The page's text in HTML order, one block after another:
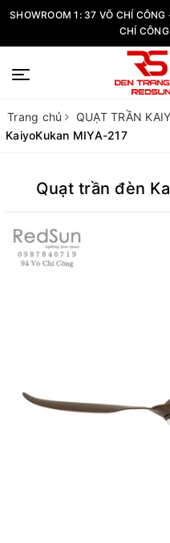
SHOWROOM 1: 37 VÕ CHÍ
CHÍ
Trang chủ QUẠT TRẦN
KaiyoKukan MIYA-217
Quạt trần đèn